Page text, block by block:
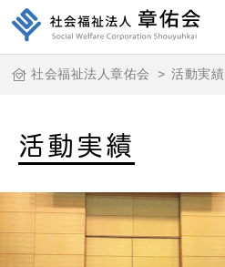
社会福祉法人章佑会 > 活動実績
活動実績